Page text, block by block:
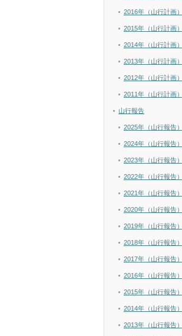
2016年（山行計画）
2015年（山行計画）
2014年（山行計画）
2013年（山行計画）
2012年（山行計画）
2011年（山行計画）
山行報告
2025年（山行報告）
2024年（山行報告）
2023年（山行報告）
2022年（山行報告）
2021年（山行報告）
2020年（山行報告）
2019年（山行報告）
2018年（山行報告）
2017年（山行報告）
2016年（山行報告）
2015年（山行報告）
2014年（山行報告）
2013年（山行報告）